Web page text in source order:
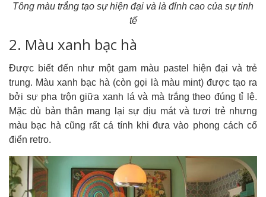
Tông màu trắng tạo sự hiện đại và là đỉnh cao của sự tinh
tế
2. Màu xanh bạc hà
Được biết đến như một gam màu pastel hiện đại và trẻ
trung. Màu xanh bạc hà (còn gọi là màu mint) được tạo ra
bởi sự pha trộn giữa xanh lá và mà trắng theo đúng tỉ lệ.
Mặc dù bản thân mang lại sự dịu mát và tươi trẻ nhưng
màu bạc hà cũng rất cá tính khi đưa vào phong cách cổ
điển retro.